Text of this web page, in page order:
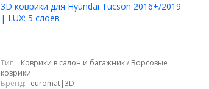
3D коврики для Hyundai Tucson 2016+/2019
| LUX: 5 слоев
Тип: Коврики в салон и багажник / Ворсовые
коврики
Бренд: euromat|3D